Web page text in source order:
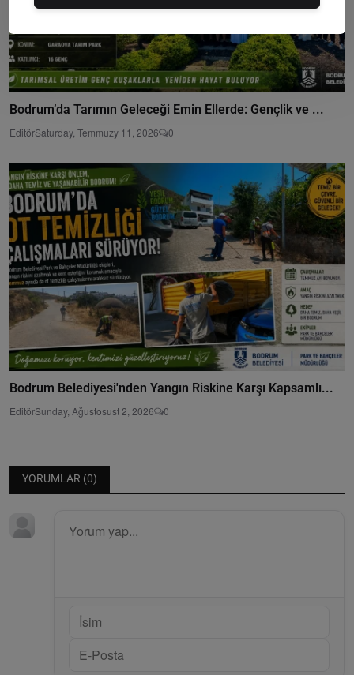
Bodrum’da Tarımın Geleceği Emin Ellerde: Gençlik ve ...
EditörSaturday, Temmuzy 11, 2026 0
Bodrum Belediyesi'nden Yangın Riskine Karşı Kapsamlı...
EditörSunday, Ağustosust 2, 2026 0
YORUMLAR (0)